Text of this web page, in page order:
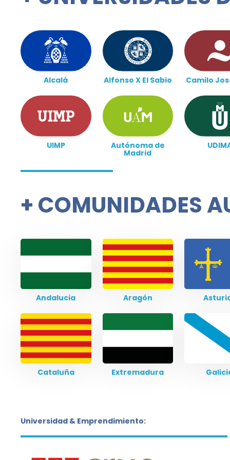
Alcalá Alfonso X El Sabio Camilo
UIMP Autónoma de
Madrid
+ COMUNIDADES
Andalucia Aragón
Cataluña Extremadura
Universidad & Emprendimiento: